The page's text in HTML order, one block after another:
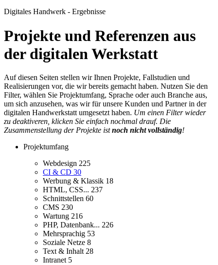
Digitales Handwerk - Ergebnisse
Projekte und Referenzen aus
der digitalen Werkstatt
Auf diesen Seiten stellen wir Ihnen Projekte, Fallstudien und
Realisierungen vor, die wir bereits gemacht haben. Nutzen Sie den
Filter, wählen Sie Projektumfang, Sprache oder auch Branche aus,
um sich anzusehen, was wir für unsere Kunden und Partner in der
digitalen Handwerkstatt umgesetzt haben. Um einen Filter wieder
zu deaktiveren, klicken Sie einfach nochmal drauf. Die
Zusammenstellung der Projekte istnoch nicht vollständig!
Projektumfang
Webdesign 225
CI & CD 30
Werbung & Klassik 18
HTML, CSS... 237
Schnittstellen 60
CMS 230
Wartung 216
PHP, Datenbank... 226
Mehrsprachig 53
Soziale Netze 8
Text & Inhalt 28
Intranet 5